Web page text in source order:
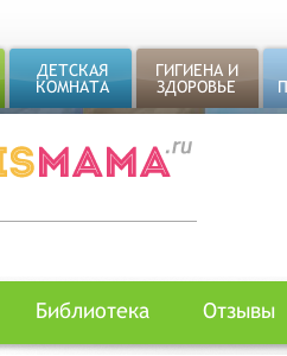
ДЕТСКАЯ
КОМНАТА
ГИГИЕНА И
ЗДОРОВЬЕ
Библиотека Отзывы